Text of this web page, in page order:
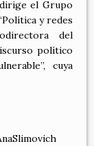
el Grupo
y redes
del
político
cuya